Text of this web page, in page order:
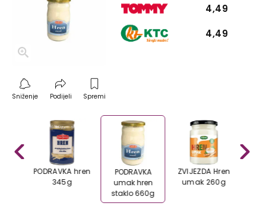
Sniženje Podijeli Spremi
4,49
4,49
PODRAVKA hren
345g
PODRAVKA
umak hren
staklo 660g
ZVIJEZDA Hren
umak 260g